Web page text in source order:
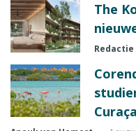
The
Redactie